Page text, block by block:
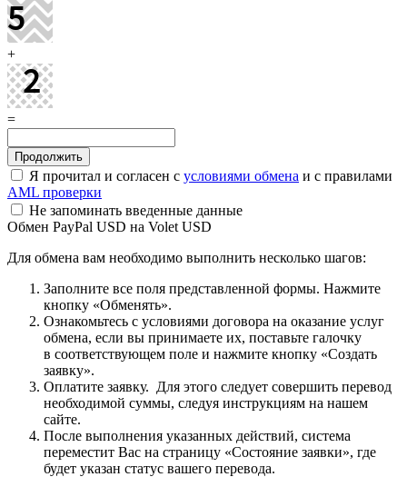
+
=
Я прочитал и согласен с условиями обмена и с правилами
AML проверки
Не запоминать введенные данные
Обмен PayPal USD на Volet USD
Для обмена вам необходимо выполнить несколько шагов:
Заполните все поля представленной формы. Нажмите
кнопку «Обменять».
Ознакомьтесь с условиями договора на оказание услуг
обмена, если вы принимаете их, поставьте галочку
в соответствующем поле и нажмите кнопку «Создать
заявку».
Оплатите заявку. Для этого следует совершить перевод
необходимой суммы, следуя инструкциям на нашем
сайте.
После выполнения указанных действий, система
переместит Вас на страницу «Состояние заявки», где
будет указан статус вашего перевода.